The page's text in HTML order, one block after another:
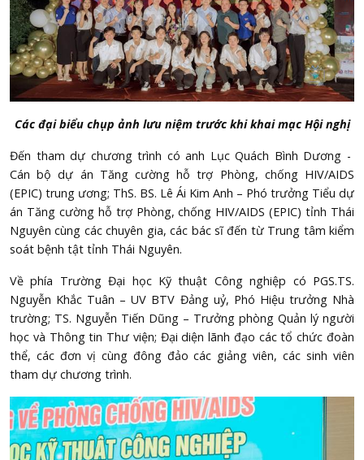
Các đại biểu chụp ảnh lưu niệm trước khi khai mạc Hội nghị
Đến tham dự chương trình có anh Lục Quách Bình Dương -
Cán bộ dự án Tăng cường hỗ trợ Phòng, chống HIV/AIDS
(EPIC) trung ương; ThS. BS. Lê Ái Kim Anh – Phó trưởng Tiểu dự
án Tăng cường hỗ trợ Phòng, chống HIV/AIDS (EPIC) tỉnh Thái
Nguyên cùng các chuyên gia, các bác sĩ đến từ Trung tâm kiểm
soát bệnh tật tỉnh Thái Nguyên.
Về phía Trường Đại học Kỹ thuật Công nghiệp có PGS.TS.
Nguyễn Khắc Tuân – UV BTV Đảng uỷ, Phó Hiệu trưởng Nhà
trường; TS. Nguyễn Tiến Dũng – Trưởng phòng Quản lý người
học và Thông tin Thư viện; Đại diện lãnh đạo các tổ chức đoàn
thể, các đơn vị cùng đông đảo các giảng viên, các sinh viên
tham dự chương trình.